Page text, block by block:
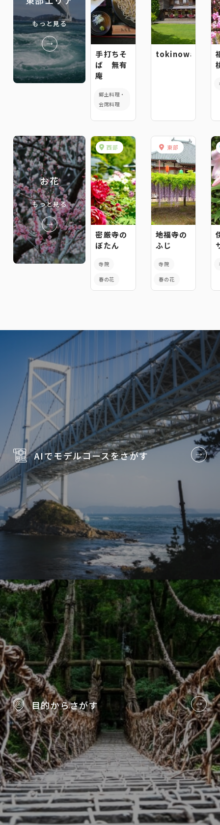
もっと見る
手打ちそ
ば 無有
庵
郷土料理・
会席料理
tokinowa
お花
もっと見る
西部
密厳寺の
ぼたん
寺院
春の花
東部
地福寺の
ふじ
寺院
春の花
AIでモデルコースをさがす
目的からさがす